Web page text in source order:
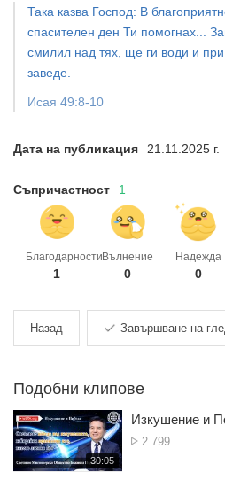
Така казва Господ: В
спасителен ден Ти помогнах...
смилил над тях, ще ги води и
заведе.
Исая 49:8-10
Дата на публикация 21.11.2025 г.
Съпричастност 1
Благодарности
1
Вълнение
0
Надежда
0
Назад Завършване на
Подобни клипове
재
생
30:05
Изкушение и
Брой
2 799